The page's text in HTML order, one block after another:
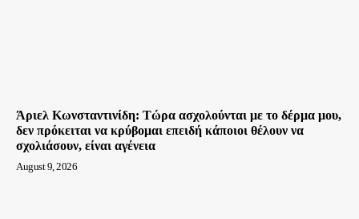
Άριελ Κωνσταντινίδη: Τώρα ασχολούνται με το δέρμα μου,
δεν πρόκειται να κρύβομαι επειδή κάποιοι θέλουν να
σχολιάσουν, είναι αγένεια
August 9, 2026